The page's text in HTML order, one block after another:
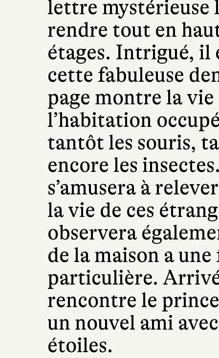
lettre mystérieuse
rendre tout en
étages. Intrigué, il
cette fabuleuse
page montre la vie
l’habitation
tantôt les souris,
encore les
s’amusera à
la vie de ces
observera
de la maison a
particulière.
rencontre le
un nouvel ami
étoiles.